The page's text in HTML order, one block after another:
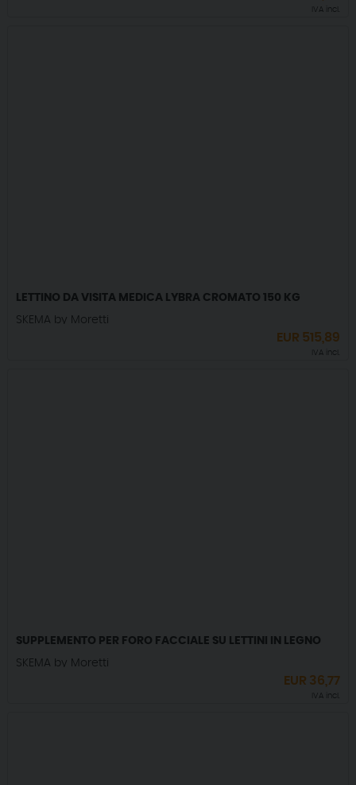
IVA incl.
LETTINO DA VISITA MEDICA LYBRA CROMATO 150 KG
SKEMA by Moretti
EUR 515,89
IVA incl.
SUPPLEMENTO PER FORO FACCIALE SU LETTINI IN LEGNO
SKEMA by Moretti
EUR 36,77
IVA incl.